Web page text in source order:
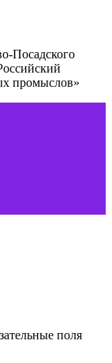
Посадского
промыслов»
поля